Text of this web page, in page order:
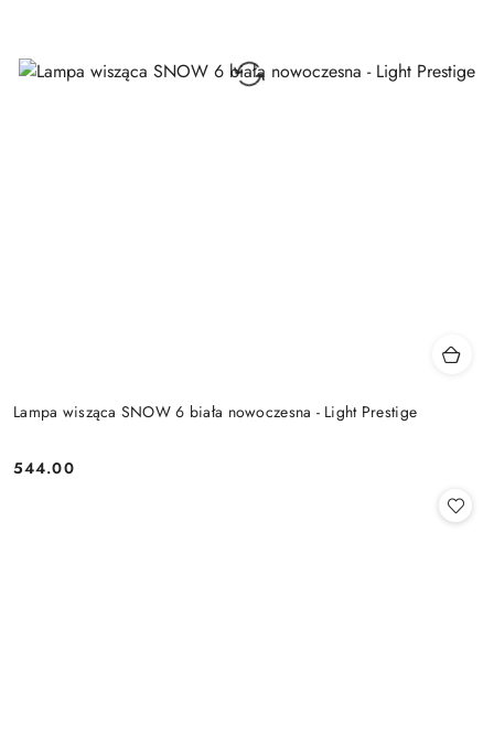
Lampa wisząca SNOW 6 biała nowoczesna - Light Prestige
Cena:
544.00